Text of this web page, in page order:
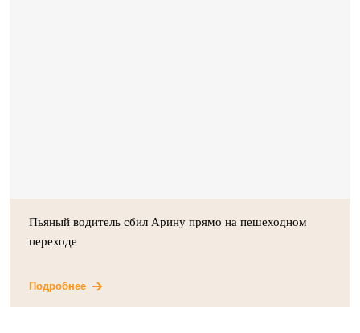
Пьяный водитель сбил Арину прямо на пешеходном
переходе
Подробнее